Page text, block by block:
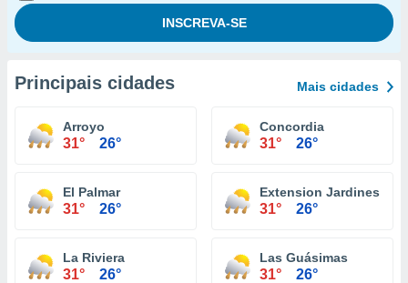
Principais cidades Mais cidades
Arroyo
31° 26°
Concordia
31° 26°
El Palmar
31° 26°
Extension Jardines De
31° 26°
La Riviera
31° 26°
Las Guásimas
31° 26°